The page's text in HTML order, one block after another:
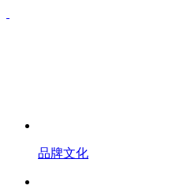
品牌文化